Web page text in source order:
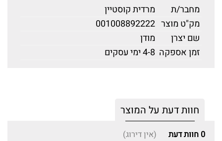
מחבר/ת
מרדית קוסטיין
מק"ט מוצר 001008892222
שם יצרן
מודן
זמן אספקה 4-8 ימי עסקים
חוות דעת על המוצר
0 חוות דעת (אין דירוג)